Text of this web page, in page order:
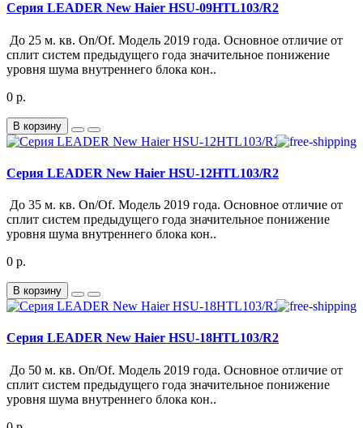
Серия LEADER New Haier HSU-09HTL103/R2
До 25 м. кв. On/Of. Модель 2019 года. Основное отличие от
сплит систем предыдущего года значительное понижение
уровня шума внутреннего блока кон..
0 р.
В корзину
Серия LEADER New Haier HSU-12HTL103/R2
До 35 м. кв. On/Of. Модель 2019 года. Основное отличие от
сплит систем предыдущего года значительное понижение
уровня шума внутреннего блока кон..
0 р.
В корзину
Серия LEADER New Haier HSU-18HTL103/R2
До 50 м. кв. On/Of. Модель 2019 года. Основное отличие от
сплит систем предыдущего года значительное понижение
уровня шума внутреннего блока кон..